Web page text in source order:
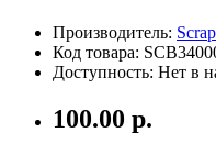
Производитель:
Код товара:
Доступность: Нет в
100.00 р.